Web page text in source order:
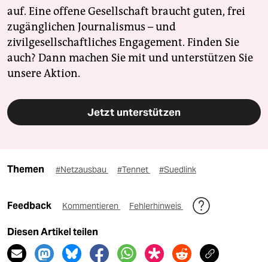
auf. Eine offene Gesellschaft braucht guten, frei
zugänglichen Journalismus – und
zivilgesellschaftliches Engagement. Finden Sie
auch? Dann machen Sie mit und unterstützen Sie
unsere Aktion.
Jetzt unterstützen
Themen #Netzausbau #Tennet #Suedlink
Feedback Kommentieren Fehlerhinweis
Diesen Artikel teilen